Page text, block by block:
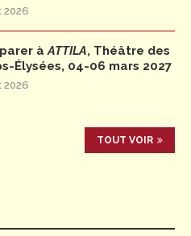
2026
àATTILA, Théâtre des
Élysées, 04-06 mars 2027
2026
TOUT VOIR